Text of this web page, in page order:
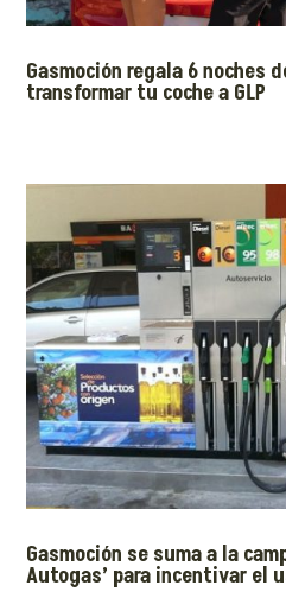
Gasmoción regala 6 noches
transformar tu coche a GLP
Gasmoción se suma a la
Autogas’ para incentivar el